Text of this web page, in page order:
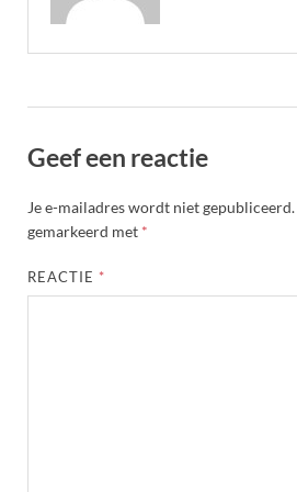
Geef een reactie
Je e-mailadres wordt niet gepubliceerd.
gemarkeerd met *
REACTIE *